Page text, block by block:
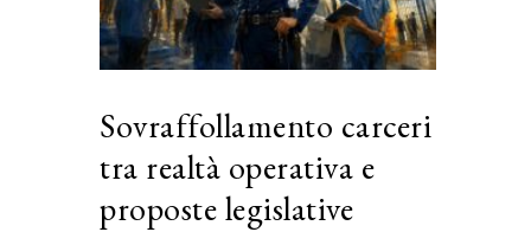
Sovraffollamento carceri
tra realtà operativa e
proposte legislative